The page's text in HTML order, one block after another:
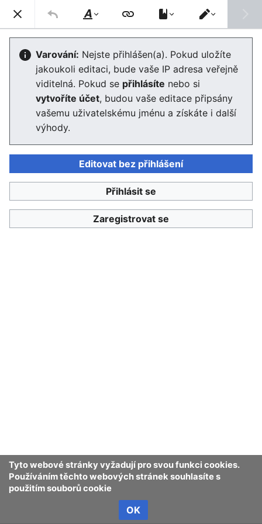
Enviwiki
En:Handedness
Editor se nyní načte. Pokud tuto zprávu stále vidíte po
několika sekundách, prosím obnovte stránku .
Tyto webové stránky vyžadují pro svou funkci cookies.
Používáním těchto webových stránek souhlasíte s
použitím souborů cookie
OK
Enviwiki
Styl
textu
Přepnout
editor
Varování: Nejste přihlášen(a). Pokud uložíte
jakoukoli editaci, bude vaše IP adresa veřejně
viditelná. Pokud se přihlásíte nebo si
vytvoříte účet, budou vaše editace připsány
vašemu uživatelskému jménu a získáte i další
výhody.
Editovat bez přihlášení
Přihlásit se
Zaregistrovat se